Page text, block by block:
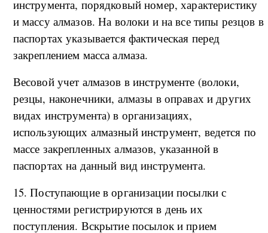
инструмента, порядковый номер, характеристику
и массу алмазов. На волоки и на все типы резцов в
паспортах указывается фактическая перед
закреплением масса алмаза.
Весовой учет алмазов в инструменте (волоки,
резцы, наконечники, алмазы в оправах и других
видах инструмента) в организациях,
использующих алмазный инструмент, ведется по
массе закрепленных алмазов, указанной в
паспортах на данный вид инструмента.
15. Поступающие в организации посылки с
ценностями регистрируются в день их
поступления. Вскрытие посылок и прием